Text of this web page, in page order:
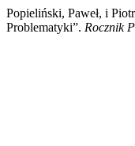
Popieliński, Paweł, i
Problematyki”. Rocznik